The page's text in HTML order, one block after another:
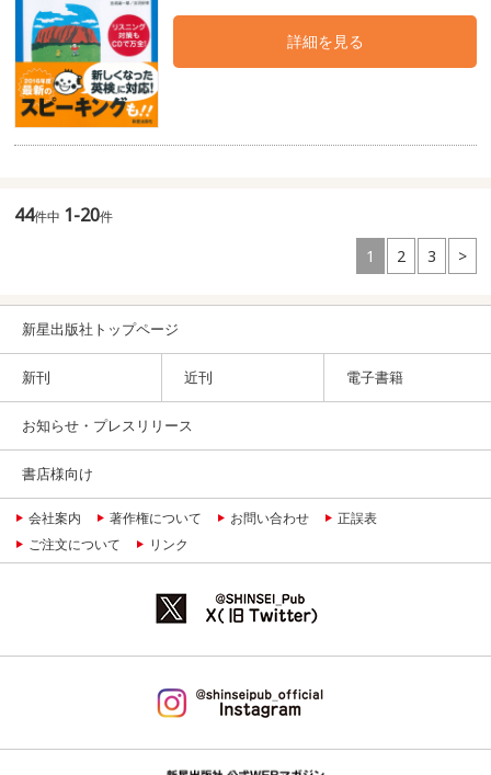
詳細を見る
44件中 1-20件
1 2 3 >
新星出版社トップページ
新刊 近刊 電子書籍
お知らせ・プレスリリース
書店様向け
会社案内 著作権について お問い合わせ
正誤表
ご注文について
リンク